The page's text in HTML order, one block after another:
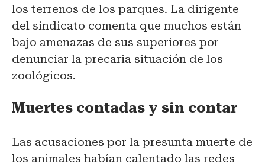
los terrenos de los parques. La dirigente
del sindicato comenta que muchos están
bajo amenazas de sus superiores por
denunciar la precaria situación de los
zoológicos.
Muertes contadas y sin contar
Las acusaciones por la presunta muerte de
los animales habían calentado las redes